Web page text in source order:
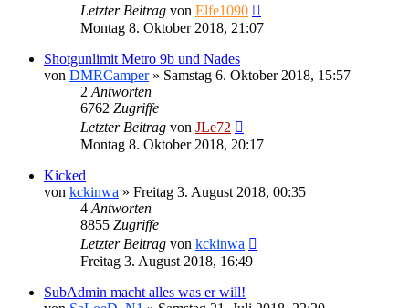
Letzter Beitrag von Elfe1090
Montag 8. Oktober 2018, 21:07
Shotgunlimit Metro 9b und Nades
von DMRCamper» Samstag 6. Oktober 2018, 15:57
2 Antworten
6762 Zugriffe
Letzter Beitrag von JLe72
Montag 8. Oktober 2018, 20:17
Kicked
von kckinwa » Freitag 3. August 2018, 00:35
4 Antworten
8855 Zugriffe
Letzter Beitrag von kckinwa
Freitag 3. August 2018, 16:49
SubAdmin macht alles was er will!